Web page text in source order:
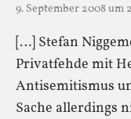
9. September 2008 um
[…] Stefan
Privatfehde mit
Antisemitismus
Sache allerdings